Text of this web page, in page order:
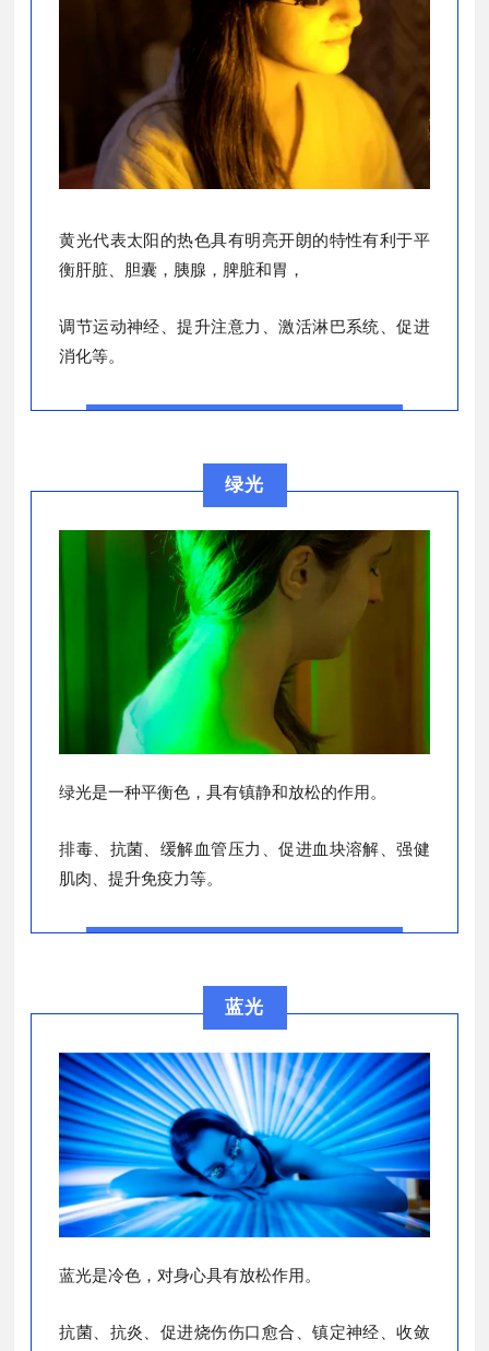
黄光代表太阳的热色具有明亮开朗的特性有利于平
衡肝脏、胆囊，胰腺，脾脏和胃，
调节运动神经、提升注意力、激活淋巴系统、促进
消化等。
绿光
绿光是一种平衡色，具有镇静和放松的作用。
排毒、抗菌、缓解血管压力、促进血块溶解、强健
肌肉、提升免疫力等。
蓝光
蓝光是冷色，对身心具有放松作用。
抗菌、抗炎、促进烧伤伤口愈合、镇定神经、收敛